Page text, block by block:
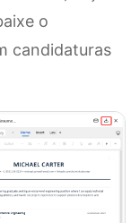
o
candidaturas